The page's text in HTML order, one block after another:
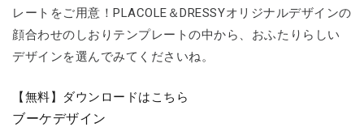
レートをご用意！PLACOLE＆DRESSYオリジナルデザインの
顔合わせのしおりテンプレートの中から、おふたりらしい
デザインを選んでみてくださいね。
【無料】ダウンロードはこちら
ブーケデザイン